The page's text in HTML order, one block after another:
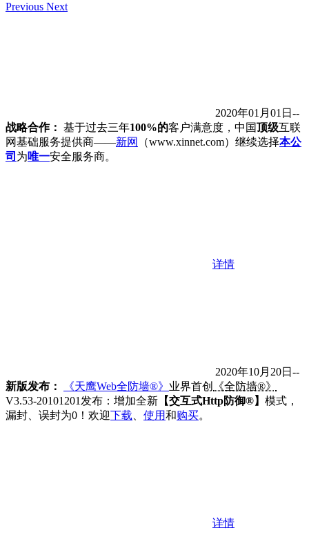
Previous Next
2020年01月01日--
战略合作： 基于过去三年100%的客户满意度，中国顶级互联
网基础服务提供商——新网 （www.xinnet.com）继续选择本公
司 为唯一安全服务商。
详情
2020年10月20日--
新版发布：
《天鹰Web全防墙®》 业界首创
《全防墙®》
V3.53-20101201发布：增加全新 【交互式Http防御®】 模式，
漏封、误封为0！欢迎下载 使用和购买。
详情